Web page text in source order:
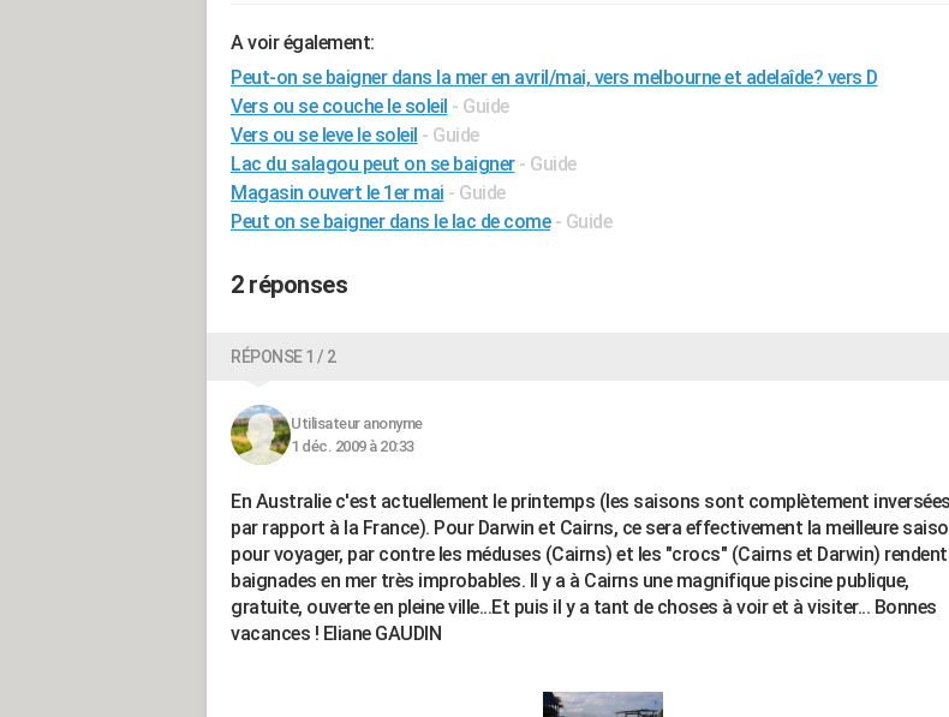
A voir également:
Peut-on se baigner dans la mer en avril/mai, vers melbourne et adelaîde? vers D
Vers ou se couche le soleil - Guide
Vers ou se leve le soleil - Guide
Lac du salagou peut on se baigner - Guide
Magasin ouvert le 1er mai - Guide
Peut on se baigner dans le lac de come - Guide
2 réponses
RÉPONSE 1 / 2
Utilisateur anonyme
1 déc. 2009 à 20:33
En Australie c'est actuellement le printemps (les saisons sont complètement inversées
par rapport à la France). Pour Darwin et Cairns, ce sera effectivement la meilleure
pour voyager, par contre les méduses (Cairns) et les "crocs" (Cairns et Darwin)
baignades en mer très improbables. Il y a à Cairns une magnifique piscine publique,
gratuite, ouverte en pleine ville...Et puis il y a tant de choses à voir et à visiter... Bonnes
vacances ! Eliane GAUDIN